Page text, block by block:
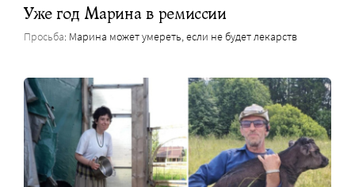
Уже год Марина в ремиссии
Просьба: Марина может умереть, если не будет лекарств